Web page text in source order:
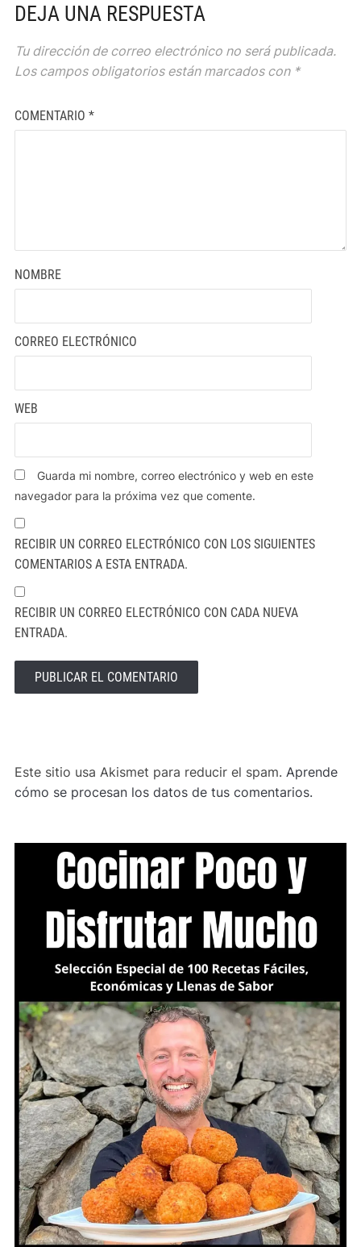
DEJA UNA RESPUESTA
Tu dirección de correo electrónico no será publicada.
Los campos obligatorios están marcados con *
COMENTARIO *
NOMBRE
CORREO ELECTRÓNICO
WEB
Guarda mi nombre, correo electrónico y web en este
navegador para la próxima vez que comente.
RECIBIR UN CORREO ELECTRÓNICO CON LOS SIGUIENTES
COMENTARIOS A ESTA ENTRADA.
RECIBIR UN CORREO ELECTRÓNICO CON CADA NUEVA
ENTRADA.
Este sitio usa Akismet para reducir el spam. Aprende
cómo se procesan los datos de tus comentarios.